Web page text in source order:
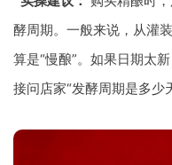
酵周期。一般来说，从灌
算是“慢酿”。如果日期太
接问店家“发酵周期是多少